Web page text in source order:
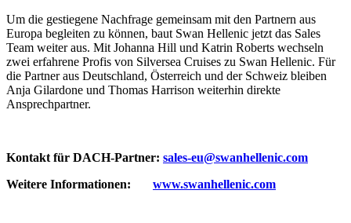
Um die gestiegene Nachfrage gemeinsam mit den Partnern aus
Europa begleiten zu können, baut Swan Hellenic jetzt das Sales
Team weiter aus. Mit Johanna Hill und Katrin Roberts wechseln
zwei erfahrene Profis von Silversea Cruises zu Swan Hellenic. Für
die Partner aus Deutschland, Österreich und der Schweiz bleiben
Anja Gilardone und Thomas Harrison weiterhin direkte
Ansprechpartner.
Kontakt für DACH-Partner: sales-eu@swanhellenic.com
Weitere Informationen: www.swanhellenic.com